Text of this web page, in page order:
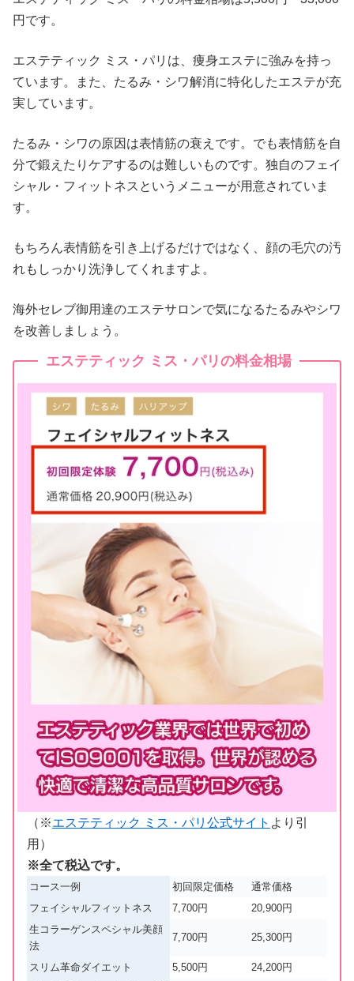
円です。
エステティック ミス・パリは、痩身エステに強みを持っ
ています。また、たるみ・シワ解消に特化したエステが充
実しています。
たるみ・シワの原因は表情筋の衰えです。でも表情筋を自
分で鍛えたりケアするのは難しいものです。独自のフェイ
シャル・フィットネスというメニューが用意されていま
す。
もちろん表情筋を引き上げるだけではなく、顔の毛穴の汚
れもしっかり洗浄してくれますよ。
海外セレブ御用達のエステサロンで気になるたるみやシワ
を改善しましょう。
エステティック ミス・パリの料金相場
（※エステティック ミス・パリ公式サイト より引
用）
※全て税込です。
コース一例 初回限定価格
通常価格
フェイシャルフィットネス
7,700円
20,900円
生コラーゲンスペシャル美顔
法
7,700円 25,300円
スリム革命ダイエット 5,500円
24,200円